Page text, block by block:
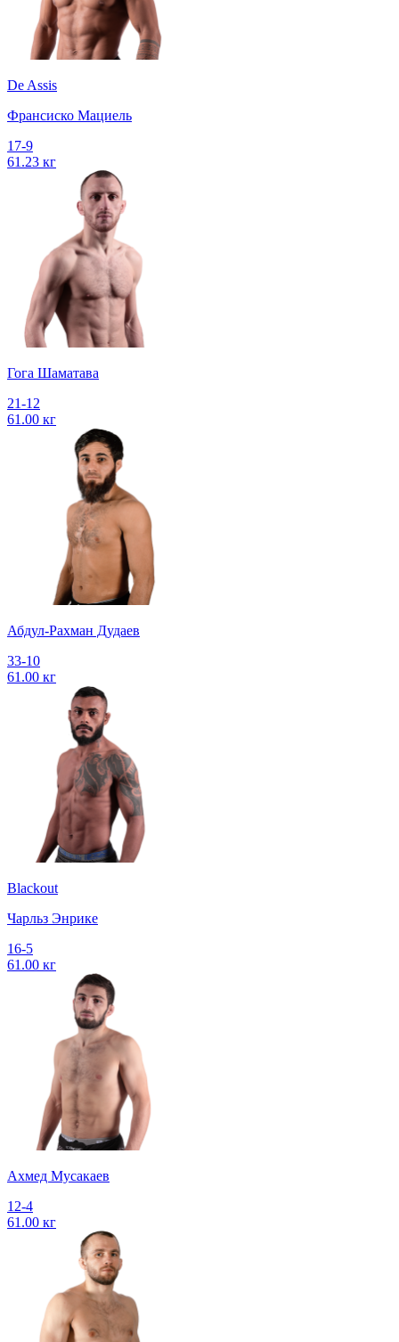
De Assis
Франсиско Мациель
17-9
61.23 кг
Гога Шаматава
21-12
61.00 кг
Абдул-Рахман Дудаев
33-10
61.00 кг
Blackout
Чарльз Энрике
16-5
61.00 кг
Ахмед Мусакаев
12-4
61.00 кг